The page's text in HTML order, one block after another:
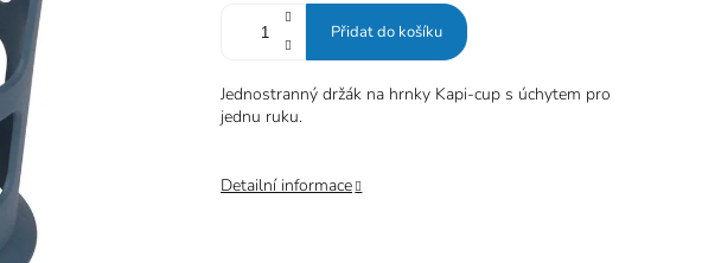
Přidat do košíku
Jednostranný držák na hrnky Kapi-cup s úchytem pro
jednu ruku.
Detailní informace